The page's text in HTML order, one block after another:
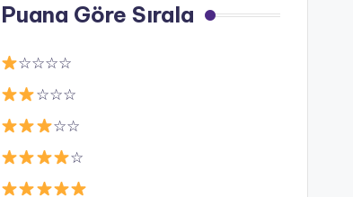
Puana Göre Sırala
☆☆☆☆
☆☆☆
☆☆
☆